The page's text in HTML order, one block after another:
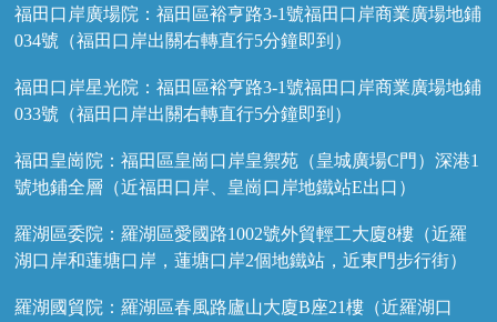
福田口岸廣場院：福田區裕亨路3-1號福田口岸商業廣場地鋪
034號（福田口岸出關右轉直行5分鐘即到）
福田口岸星光院：福田區裕亨路3-1號福田口岸商業廣場地鋪
033號（福田口岸出關右轉直行5分鐘即到）
福田皇崗院：福田區皇崗口岸皇禦苑（皇城廣場C門）深港1
號地鋪全層（近福田口岸、皇崗口岸地鐵站E出口）
羅湖區委院：羅湖區愛國路1002號外貿輕工大廈8樓（近羅
湖口岸和蓮塘口岸，蓮塘口岸2個地鐵站，近東門步行街）
羅湖國貿院：羅湖區春風路廬山大廈B座21樓（近羅湖口